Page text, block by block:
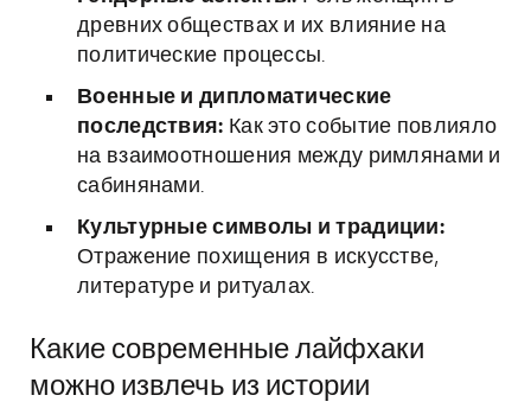
древних обществах и их влияние на
политические процессы.
Военные и дипломатические
последствия: Как это событие повлияло
на взаимоотношения между римлянами и
сабинянами.
Культурные символы и традиции:
Отражение похищения в искусстве,
литературе и ритуалах.
Какие современные лайфхаки
можно извлечь из истории